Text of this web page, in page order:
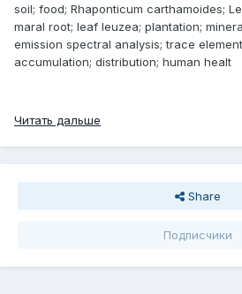
soil; food; Rhaponticum carthamoides;
maral root; leaf leuzea; plantation;
emission spectral analysis; trace
accumulation; distribution; human healt
Читать дальше
Share
Подписчики